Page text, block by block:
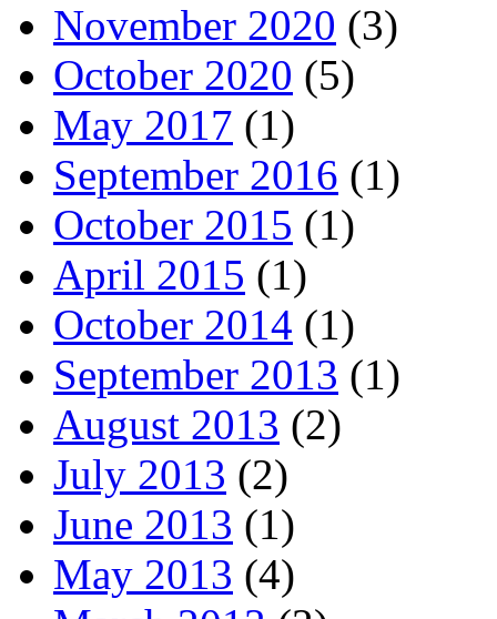
November 2020 (3)
October 2020 (5)
May 2017 (1)
September 2016 (1)
October 2015 (1)
April 2015 (1)
October 2014 (1)
September 2013 (1)
August 2013 (2)
July 2013 (2)
June 2013 (1)
May 2013 (4)